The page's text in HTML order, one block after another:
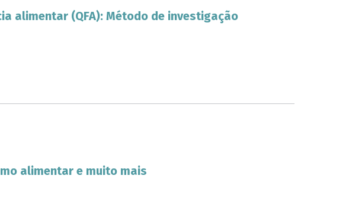
alimentar (QFA): Método de investigação
alimentar e muito mais